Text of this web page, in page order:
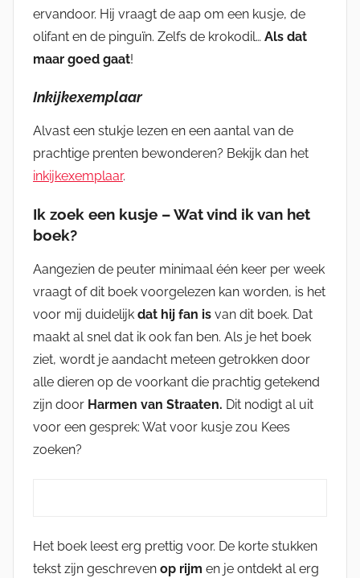
ervandoor. Hij vraagt de aap om een kusje, de
olifant en de pinguïn. Zelfs de krokodil… Als dat
maar goed gaat!
Inkijkexemplaar
Alvast een stukje lezen en een aantal van de
prachtige prenten bewonderen? Bekijk dan het
inkijkexemplaar.
Ik zoek een kusje – Wat vind ik van het
boek?
Aangezien de peuter minimaal één keer per week
vraagt of dit boek voorgelezen kan worden, is het
voor mij duidelijk dat hij fan is van dit boek. Dat
maakt al snel dat ik ook fan ben. Als je het boek
ziet, wordt je aandacht meteen getrokken door
alle dieren op de voorkant die prachtig getekend
zijn door Harmen van Straaten. Dit nodigt al uit
voor een gesprek: Wat voor kusje zou Kees
zoeken?
Het boek leest erg prettig voor. De korte stukken
tekst zijn geschreven op rijm en je ontdekt al erg